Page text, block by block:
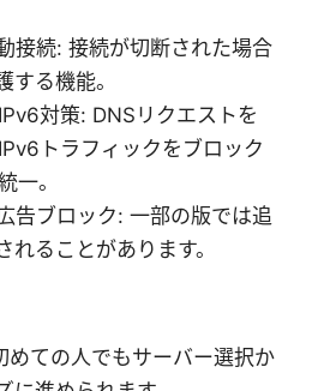
接続: 接続が切断された場合
する機能。
対策: DNSリクエストを
トラフィックをブロック
一。
告ブロック: 一部の版では追
れることがあります。
めての人でもサーバー選択か